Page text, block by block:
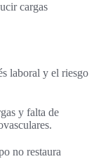
cargas
laboral y el riesgo
y falta de
no restaura